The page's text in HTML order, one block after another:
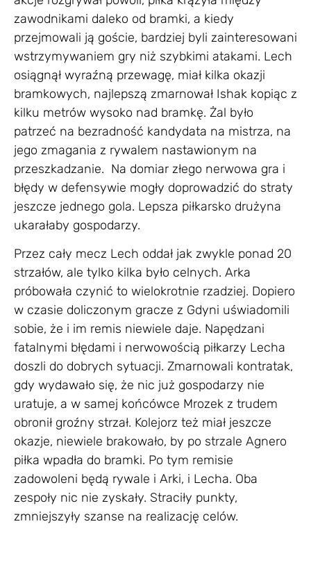
zawodnikami daleko od bramki, a kiedy
przejmowali ją goście, bardziej byli zainteresowani
wstrzymywaniem gry niż szybkimi atakami. Lech
osiągnął wyraźną przewagę, miał kilka okazji
bramkowych, najlepszą zmarnował Ishak kopiąc z
kilku metrów wysoko nad bramkę. Żal było
patrzeć na bezradność kandydata na mistrza, na
jego zmagania z rywalem nastawionym na
przeszkadzanie. Na domiar złego nerwowa gra i
błędy w defensywie mogły doprowadzić do straty
jeszcze jednego gola. Lepsza piłkarsko drużyna
ukarałaby gospodarzy.
Przez cały mecz Lech oddał jak zwykle ponad 20
strzałów, ale tylko kilka było celnych. Arka
próbowała czynić to wielokrotnie rzadziej. Dopiero
w czasie doliczonym gracze z Gdyni uświadomili
sobie, że i im remis niewiele daje. Napędzani
fatalnymi błędami i nerwowością piłkarzy Lecha
doszli do dobrych sytuacji. Zmarnowali kontratak,
gdy wydawało się, że nic już gospodarzy nie
uratuje, a w samej końcówce Mrozek z trudem
obronił groźny strzał. Kolejorz też miał jeszcze
okazje, niewiele brakowało, by po strzale Agnero
piłka wpadła do bramki. Po tym remisie
zadowoleni będą rywale i Arki, i Lecha. Oba
zespoły nic nie zyskały. Straciły punkty,
zmniejszyły szanse na realizację celów.